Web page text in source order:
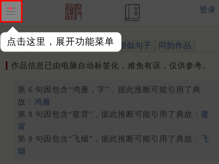
点击这里，展开功能菜单
登录
作品 标注四声 出处、引用 相似句子 同韵作品
作品信息已由电脑自动标签化，难免有误，仅供参考。
第 6 句因包含“鸿雁，字”，据此推断可能引用了典
故： 鸿雁
第 8 句因包含“鳌背”，据此推断可能引用了典故： 鳌
背
第 8 句因包含“飞烟”，据此推断可能引用了典故： 飞
烟